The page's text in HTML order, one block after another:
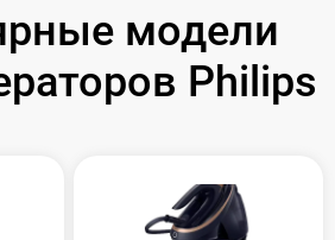
модели
Philips